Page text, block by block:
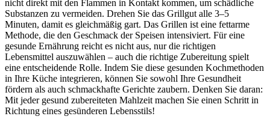
nicht direkt mit den Flammen in Kontakt kommen, um schädliche
Substanzen zu vermeiden. Drehen Sie das Grillgut alle 3–5
Minuten, damit es gleichmäßig gart. Das Grillen ist eine fettarme
Methode, die den Geschmack der Speisen intensiviert. Für eine
gesunde Ernährung reicht es nicht aus, nur die richtigen
Lebensmittel auszuwählen – auch die richtige Zubereitung spielt
eine entscheidende Rolle. Indem Sie diese gesunden Kochmethoden
in Ihre Küche integrieren, können Sie sowohl Ihre Gesundheit
fördern als auch schmackhafte Gerichte zaubern. Denken Sie daran:
Mit jeder gesund zubereiteten Mahlzeit machen Sie einen Schritt in
Richtung eines gesünderen Lebensstils!